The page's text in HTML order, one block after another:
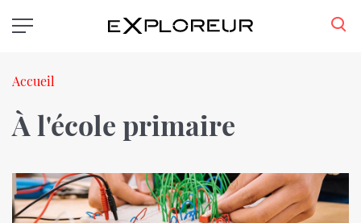
au
Fil
Accueil
À l'école primaire